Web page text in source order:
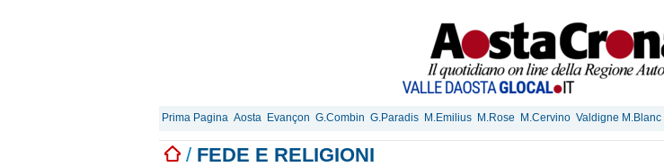
Prima Pagina Aosta Evançon G.Combin G.Paradis M.Emilius M.Rose M.Cervino Valdigne M.Blanc
/ FEDE E RELIGIONI